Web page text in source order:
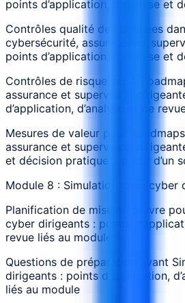
points d’application, d’analyse et
Contrôles qualité des données
cybersécurité, assurance et
points d’application, d’analyse et
Contrôles de risque liés à
assurance et supervision
d’application, d’analyse et de
Mesures de valeur pour
assurance et supervision
et décision pratique à partir d’un
Module 8 : Simulation crise cyber
Planification de mise en œuvre
cyber dirigeants : points
revue liés au module
Questions de préparation avant
dirigeants : points d’application,
liés au module